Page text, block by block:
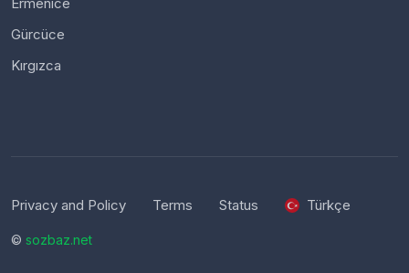
Gürcüce
Kırgızca
Privacy and Policy Terms Status Türkçe
© sozbaz.net